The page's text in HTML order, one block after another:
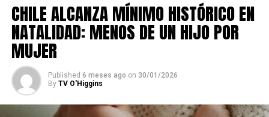
CHILE ALCANZA MÍNIMO HISTÓRICO EN
NATALIDAD: MENOS DE UN HIJO POR
MUJER
Published 6 meses ago on 30/01/2026
By TV O'Higgins